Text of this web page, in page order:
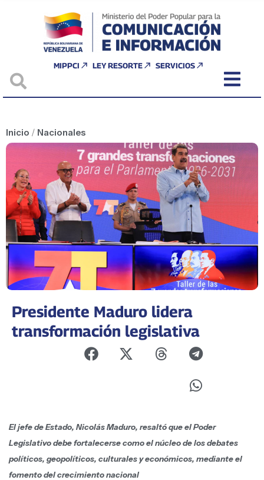
MIPPCI LEY RESORTE SERVICIOS
Inicio / Nacionales
Presidente Maduro lidera
transformación legislativa
El jefe de Estado, Nicolás Maduro, resaltó que el Poder
Legislativo debe fortalecerse como el núcleo de los debates
políticos, geopolíticos, culturales y económicos, mediante el
fomento del crecimiento nacional